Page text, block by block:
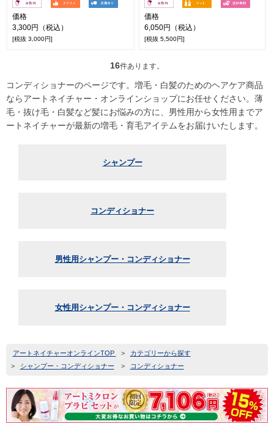
価格
3,300円（税込）
[税抜 3,000円]
価格
6,050円（税込）
[税抜 5,500円]
16件あります。
コンディショナーのページです。増毛・白髪のためのヘアケア商品
ならアートネイチャー・オンラインショップにお任せください。薄
毛・抜け毛・白髪など髪にお悩みの方に、男性用から女性用までア
ートネイチャーが最新の増毛・育毛アイテムをお届けいたします。
シャンプー
コンディショナー
男性用シャンプー・コンディショナー
女性用シャンプー・コンディショナー
アートネイチャーオンラインTOP >
カテゴリーから探す
>
シャンプー・コンディショナー > コンディショナー